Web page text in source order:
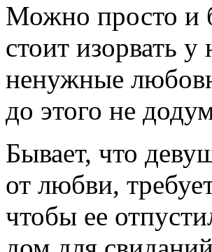
Можно просто и
стоит изорвать
ненужные
до этого не
Бывает, что
от любви,
чтобы ее